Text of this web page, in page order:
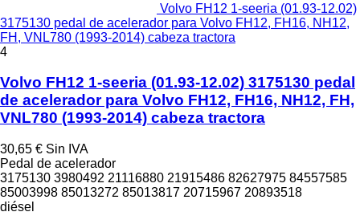
Volvo FH12 1-seeria (01.93-12.02)
3175130 pedal de acelerador para Volvo FH12, FH16, NH12,
FH, VNL780 (1993-2014) cabeza tractora
4
Volvo FH12 1-seeria (01.93-12.02) 3175130 pedal
de acelerador para Volvo FH12, FH16, NH12, FH,
VNL780 (1993-2014) cabeza tractora
30,65 € Sin IVA
Pedal de acelerador
3175130 3980492 21116880 21915486 82627975 84557585
85003998 85013272 85013817 20715967 20893518
diésel